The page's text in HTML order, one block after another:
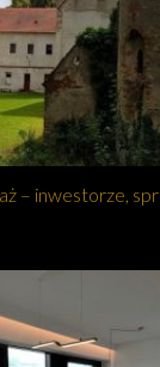
– inwestorze,